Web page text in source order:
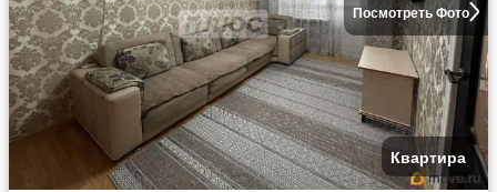
Посмотреть Фото
Квартира